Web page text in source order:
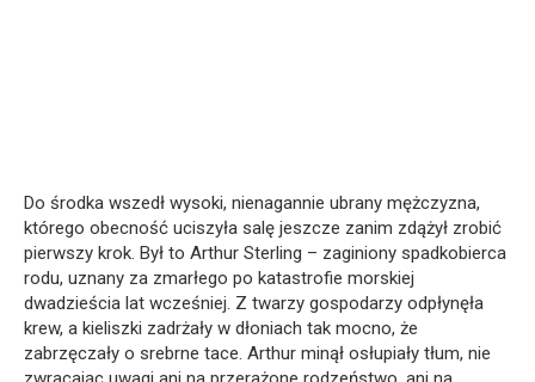
Do środka wszedł wysoki, nienagannie ubrany mężczyzna,
którego obecność uciszyła salę jeszcze zanim zdążył zrobić
pierwszy krok. Był to Arthur Sterling – zaginiony spadkobierca
rodu, uznany za zmarłego po katastrofie morskiej
dwadzieścia lat wcześniej. Z twarzy gospodarzy odpłynęła
krew, a kieliszki zadrżały w dłoniach tak mocno, że
zabrzęczały o srebrne tace. Arthur minął osłupiały tłum, nie